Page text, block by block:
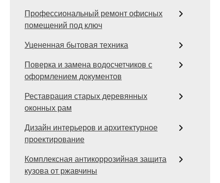
Профессиональный ремонт офисных
помещений под ключ
Уцененная бытовая техника
Поверка и замена водосчетчиков с
оформлением документов
Реставрация старых деревянных
оконных рам
Дизайн интерьеров и архитектурное
проектирование
Комплексная антикоррозийная защита
кузова от ржавчины